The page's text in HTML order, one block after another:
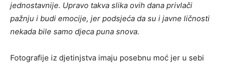
jednostavnije. Upravo takva slika ovih dana privlači
pažnju i budi emocije, jer podsjeća da su i javne ličnosti
nekada bile samo djeca puna snova.
Fotografije iz djetinjstva imaju posebnu moć jer u sebi